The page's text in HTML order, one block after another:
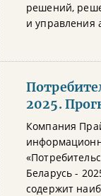
решений,
и управления
2025.
Компания
Беларусь -
содержит